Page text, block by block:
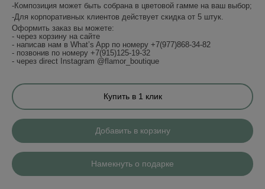
-Композиция может быть собрана в цветовой гамме на ваш выбор;
-Для корпоративных клиентов действует скидка от 5 штук.
Оформить заказ вы можете:
- через корзину на сайте
- написав нам в What’s App по номеру +7(977)868-34-82
- позвонив по номеру +7(915)125-19-32
- через direct Instagram @flamor_boutique
Купить в 1 клик
Добавить в корзину
Намекнуть о подарке